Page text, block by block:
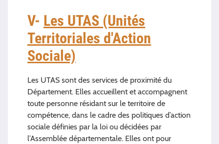
V- Les UTAS (Unités
Territoriales d'Action
Sociale)
Les UTAS sont des services de proximité du
Département. Elles accueillent et accompagnent
toute personne résidant sur le territoire de
compétence, dans le cadre des politiques d’action
sociale définies par la loi ou décidées par
l’Assemblée départementale. Elles ont pour